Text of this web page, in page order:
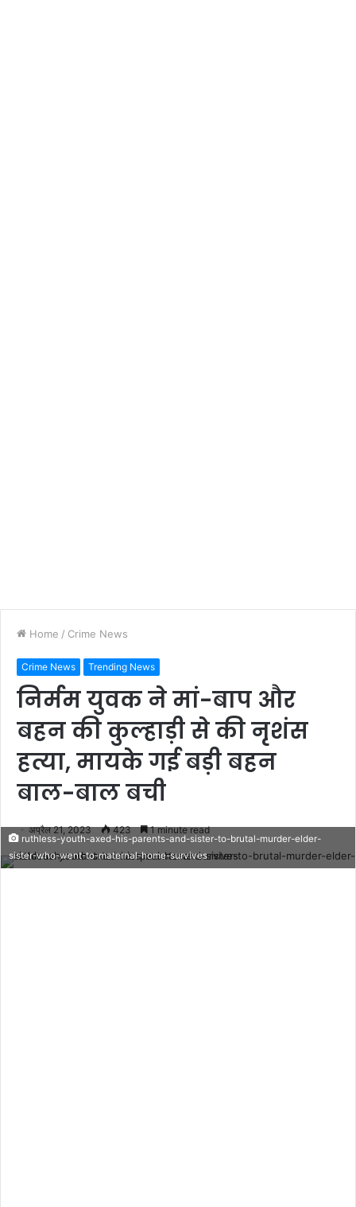
Home / Crime News
Crime News Trending News
निर्मम युवक ने मां-बाप और
बहन की कुल्हाड़ी से की नृशंस
हत्या, मायके गई बड़ी बहन
बाल-बाल बची
अप्रैल 21, 2023 423 1 minute read
ruthless-youth-axed-his-parents-and-sister-to-brutal-murder-elder-
sister-who-went-to-maternal-home-survives